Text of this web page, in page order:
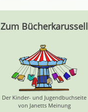
Zum Bücherkarussell
Der Kinder- und Jugendbuchseite
von Janetts Meinung